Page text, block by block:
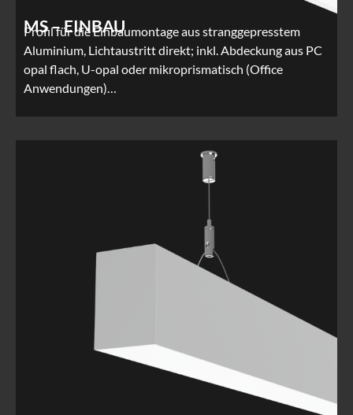
MS – EINBAU
Profil für die Einbaumontage aus stranggepresstem
Aluminium, Lichtaustritt direkt; inkl. Abdeckung aus PC
opal flach, U-opal oder mikroprismatisch (Office
Anwendungen)…